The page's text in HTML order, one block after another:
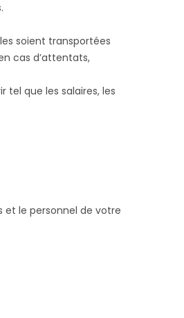
soient transportées
cas d’attentats,
que les salaires, les
et le personnel de votre